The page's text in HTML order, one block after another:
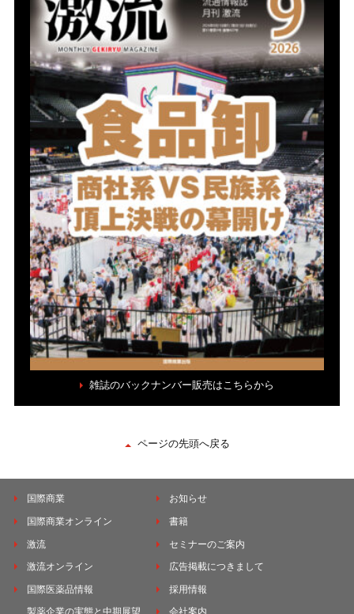
雑誌のバックナンバー販売はこちらから
ページの先頭へ戻る
国際商業
国際商業オンライン
激流
激流オンライン
国際医薬品情報
お知らせ
書籍
セミナーのご案内
広告掲載につきまして
採用情報